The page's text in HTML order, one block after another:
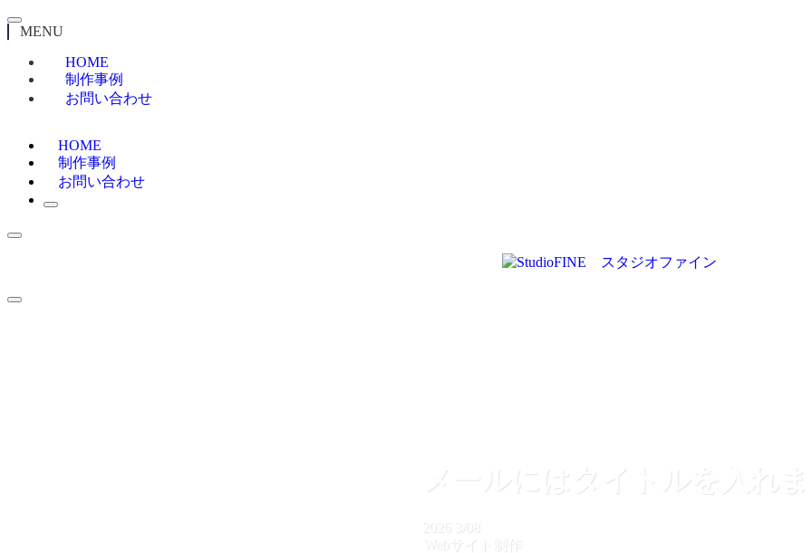
MENU
HOME
制作事例
お問い合わせ
HOME
制作事例
お問い合わせ
メールにはタイトルを入れ
2026
3/08
Webサイト制作